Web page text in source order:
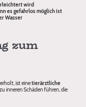
wird
es gefahrlos möglich ist
Wasser
zum
ist einetierärztliche
inneren Schäden führen, die